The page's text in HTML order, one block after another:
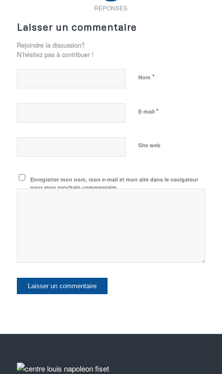
RÉPONSES
Laisser un commentaire
Rejoindre la discussion?
N’hésitez pas à contribuer !
Nom *
E-mail *
Site web
Enregistrer mon nom, mon e-mail et mon site dans le navigateur
pour mon prochain commentaire.